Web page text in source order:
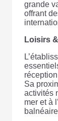
grande
offrant
Loisirs
Sa
activités
mer et à